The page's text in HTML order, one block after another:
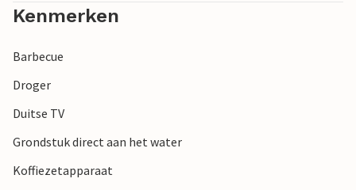
Kenmerken
Barbecue
Droger
Duitse TV
Grondstuk direct aan het water
Koffiezetapparaat